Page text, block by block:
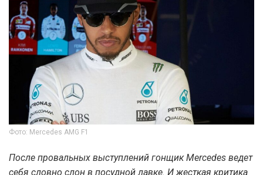
Фото: Mercedes AMG F1
После провальных выступлений гонщик Mercedes ведет
себя словно слон в посудной лавке. И жесткая критика